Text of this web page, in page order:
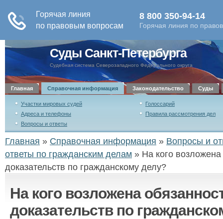
Суды Санкт-Петербурга
Судебная система Северозападного Федерального округа
Главная Справочная информация Законодательство Суды
Участки мировых судей
Голоссарий
Адреса и телефоны
Правила рассмотрения дел
Вопросы и ответы
Главная » Справочная информация » Вопросы и
ответы по гражданским делам » На кого
доказательств по гражданскому делу?
На кого возложена
доказательств по